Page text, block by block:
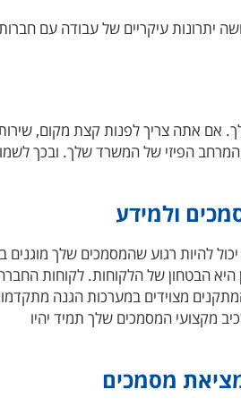
יתרונות עיקריים של עבודה עם
אם אתה צריך לפנות קצת מקום,
המרחב הפיזי של המשרד שלך. ובכך
ולמידע
להיות רגוע שהמסמכים שלך
הבטחון של הלקוחות. לקוחות החברה
מקצועי המסמכים שלך תמיד יהיו
מסמכים